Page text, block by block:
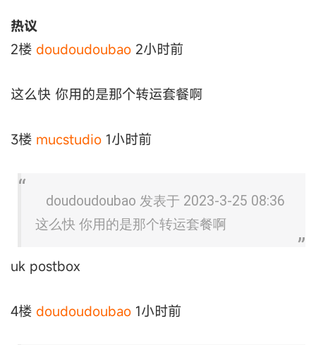
热议
2楼 doudoudoubao 2小时前
这么快 你用的是那个转运套餐啊
3楼 mucstudio 1小时前
doudoudoubao 发表于 2023-3-25 08:36
这么快 你用的是那个转运套餐啊
uk postbox
4楼 doudoudoubao 1小时前